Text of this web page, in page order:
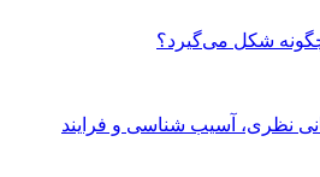
چگونه شکل می‌گیرد؟
نظری، آسیب شناسی و فرایند